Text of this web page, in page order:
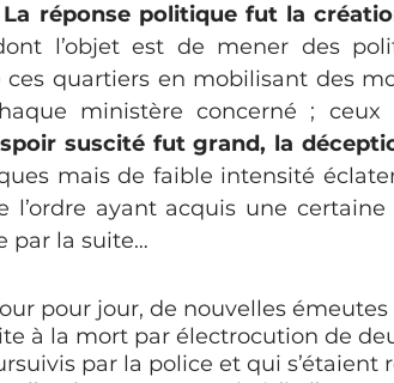
La réponse politique fut la
l’objet est de mener des
quartiers en mobilisant des
ministère concerné ;
suscité fut grand, la
mais de faible intensité
l’ordre ayant acquis une
par la suite…
pour jour, de nouvelles
à la mort par électrocution de
par la police et qui s’étaient